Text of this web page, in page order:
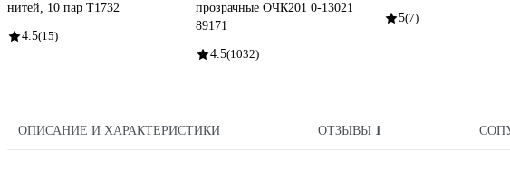
нитей, 10 пар Т1732
4.5(15)
прозрачные ОЧК201 0-13021
89171
4.5(1032)
5(7)
ОПИСАНИЕ И ХАРАКТЕРИСТИКИ ОТЗЫВЫ 1